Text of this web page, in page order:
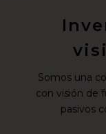
Somos una
con visión de
pasivos